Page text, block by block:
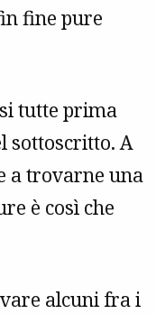
fine pure
tutte prima
sottoscritto. A
a trovarne una
è così che
alcuni fra i